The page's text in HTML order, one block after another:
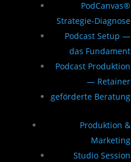
PodCanvas®
Strategie-Diagnose
Podcast Setup —
das Fundament
Podcast Produktion
— Retainer
geförderte Beratung
Produktion &
Marketing
Studio Session